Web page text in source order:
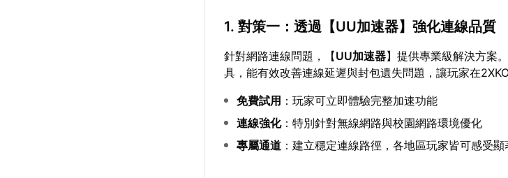
1. 對策一：透過【UU加速器】強化連線品質
針對網路連線問題，【UU加速器】提供專業級解決方案
具，能有效改善連線延遲與封包遺失問題，讓玩家在
免費試用 ：玩家可立即體驗完整加速功能
連線強化：特別針對無線網路與校園網路環境優化
專屬通道 ：建立穩定連線路徑，各地區玩家皆可感受